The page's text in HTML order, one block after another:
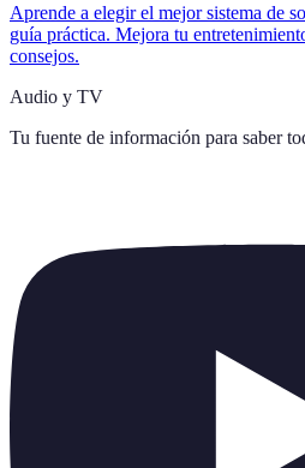
Aprende a elegir el mejor sistema de
guía práctica. Mejora tu
consejos.
Audio y TV
Tu fuente de información para saber